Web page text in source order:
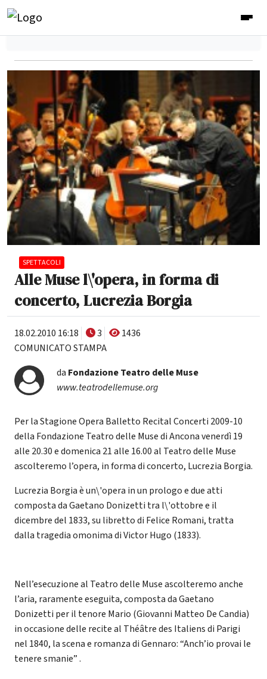
SPETTACOLI
Alle Muse l\'opera, in forma di
concerto, Lucrezia Borgia
18.02.2010 16:18 3
1436
COMUNICATO STAMPA
da Fondazione Teatro delle Muse
www.teatrodellemuse.org
Per la Stagione Opera Balletto Recital Concerti 2009-10
della Fondazione Teatro delle Muse di Ancona venerdì 19
alle 20.30 e domenica 21 alle 16.00 al Teatro delle Muse
ascolteremo l’opera, in forma di concerto, Lucrezia Borgia.
Lucrezia Borgia è un\'opera in un prologo e due atti
composta da Gaetano Donizetti tra l\'ottobre e il
dicembre del 1833, su libretto di Felice Romani, tratta
dalla tragedia omonima di Victor Hugo (1833).
Nell’esecuzione al Teatro delle Muse ascolteremo anche
l’aria, raramente eseguita, composta da Gaetano
Donizetti per il tenore Mario (Giovanni Matteo De Candia)
in occasione delle recite al Théâtre des Italiens di Parigi
nel 1840, la scena e romanza di Gennaro: “Anch’io provai le
tenere smanie” .